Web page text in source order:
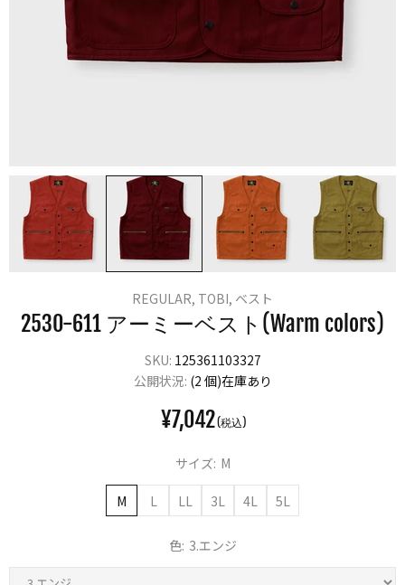
REGULAR, TOBI, ベスト
2530-611 アーミーベスト(Warm colors)
SKU: 125361103327
公開状況: (2 個)在庫あり
¥7,042
サイズ: M
M L LL 3L 4L 5L
色: 3.エンジ